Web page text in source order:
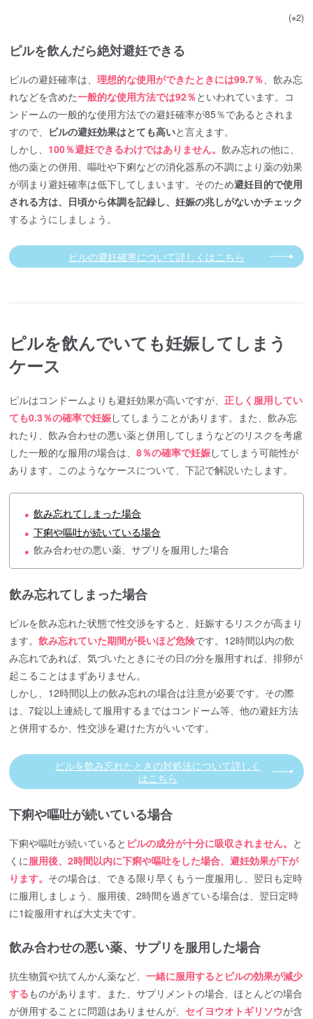
(※2)
ピルを飲んだら絶対避妊できる
ピルの避妊確率は、理想的な使用ができたときには99.7％、飲み忘
れなどを含めた一般的な使用方法では92％といわれています。コ
ンドームの一般的な使用方法での避妊確率が85％であるとされま
すので、 ピルの避妊効果はとても高いと言えます。
しかし、 100％避妊できるわけではありません。飲み忘れの他に、
他の薬との併用、嘔吐や下痢などの消化器系の不調により薬の効果
が弱まり避妊確率は低下してしまいます。そのため避妊目的で使用
される方は、日頃から体調を記録し、妊娠の兆しがないかチェック
するようにしましょう。
ピルの避妊確率について詳しくはこちら
ピルを飲んでいても妊娠してしまう
ケース
ピルはコンドームよりも避妊効果が高いですが、正しく服用してい
ても0.3％の確率で妊娠してしまうことがあります。また、飲み忘
れたり、飲み合わせの悪い薬と併用してしまうなどのリスクを考慮
した一般的な服用の場合は、8％の確率で妊娠してしまう可能性が
あります。このようなケースについて、下記で解説いたします。
● 飲み忘れてしまった場合
● 下痢や嘔吐が続いている場合
● 飲み合わせの悪い薬、サプリを服用した場合
飲み忘れてしまった場合
ピルを飲み忘れた状態で性交渉をすると、妊娠するリスクが高まり
ます。飲み忘れていた期間が長いほど危険です。12時間以内の飲
み忘れであれば、気づいたときにその日の分を服用すれば、排卵が
起こることはまずありません。
しかし、12時間以上の飲み忘れの場合は注意が必要です。その際
は、7錠以上連続して服用するまではコンドーム等、他の避妊方法
と併用するか、性交渉を避けた方がいいです。
ピルを飲み忘れたときの対処法について詳しく
はこちら
下痢や嘔吐が続いている場合
下痢や嘔吐が続いていると ピルの成分が十分に吸収されません。 と
くに服用後、2時間以内に下痢や嘔吐をした場合、避妊効果が下が
ります。 その場合は、できる限り早くもう一度服用し、翌日も定時
に服用しましょう。服用後、2時間を過ぎている場合は、翌日定時
に1錠服用すれば大丈夫です。
飲み合わせの悪い薬、サプリを服用した場合
抗生物質や抗てんかん薬など、一緒に服用するとピルの効果が減少
するものがあります。また、サプリメントの場合、ほとんどの場合
が併用することに問題はありませんが、 セイヨウオトギリソウが含